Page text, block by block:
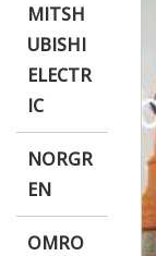
MITSH
UBISHI
ELECTR
IC
NORGR
EN
OMRO